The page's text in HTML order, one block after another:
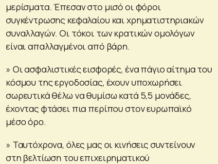
μερίσματα. Έπεσαν στο μισό οι φόροι
συγκέντρωσης κεφαλαίου και χρηματιστηριακών
συναλλαγών. Οι τόκοι των κρατικών ομολόγων
είναι απαλλαγμένοι από βάρη.
» Οι ασφαλιστικές εισφορές, ένα πάγιο αίτημα του
κόσμου της εργοδοσίας, έχουν υποχωρήσει
σωρευτικά θέλω να θυμίσω κατά 5,5 μονάδες,
έχοντας φτάσει πια περίπου στον ευρωπαϊκό
μέσο όρο.
» Ταυτόχρονα, όλες μας οι κινήσεις συντείνουν
στη βελτίωση του επιχειρηματικού